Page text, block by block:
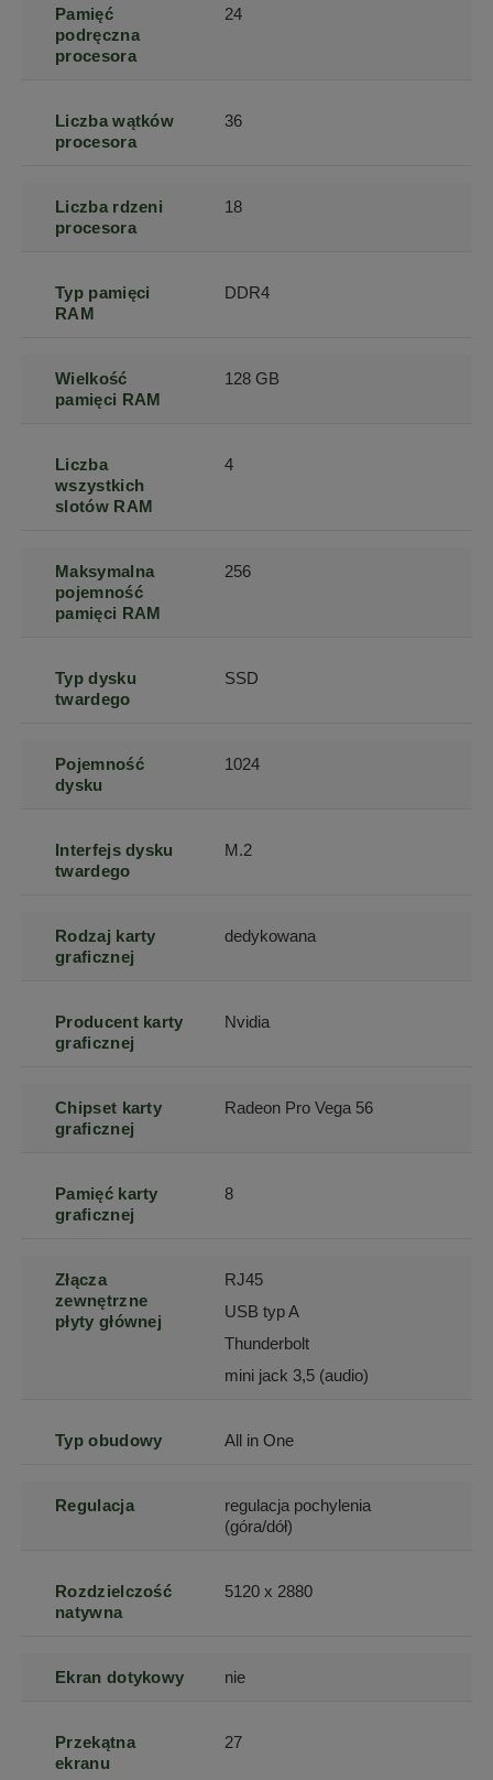
Pamięć
podręczna
procesora
24
Liczba wątków
procesora
36
Liczba rdzeni
procesora
18
Typ pamięci
RAM
DDR4
Wielkość
pamięci RAM
128 GB
Liczba
wszystkich
slotów RAM
4
Maksymalna
pojemność
pamięci RAM
256
Typ dysku
twardego
SSD
Pojemność
dysku
1024
Interfejs dysku
twardego
M.2
Rodzaj karty
graficznej
dedykowana
Producent karty
graficznej
Nvidia
Chipset karty
graficznej
Radeon Pro Vega 56
Pamięć karty
graficznej
8
Złącza
zewnętrzne
płyty głównej
RJ45
USB typ A
Thunderbolt
mini jack 3,5 (audio)
Typ obudowy All in One
Regulacja
regulacja pochylenia
(góra/dół)
Rozdzielczość
natywna
5120 x 2880
Ekran dotykowy nie
Przekątna
ekranu
27